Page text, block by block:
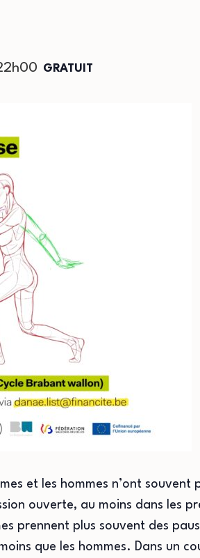
GRATUIT
et les hommes n’ont
ouverte, au moins dans les
prennent plus souvent des
que les hommes. Dans un